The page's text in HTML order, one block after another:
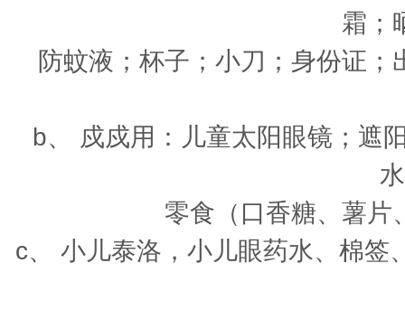
霜；
防蚊液；杯子；小刀；身份证
b、 戍戍用：儿童太阳眼镜；遮
零食（口香糖、薯片
c、 小儿泰洛，小儿眼药水、棉签